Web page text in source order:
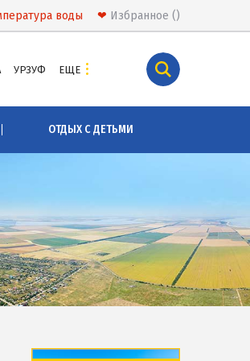
воды ❤ Избранное
Азовскому морю в целом
УРЗУФ ЕЩЕ
ОТДЫХ С ДЕТЬМИ